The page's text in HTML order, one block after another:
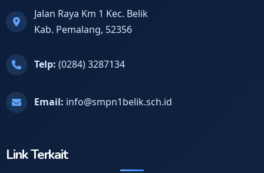
Jalan Raya Km 1 Kec. Belik
Kab. Pemalang, 52356
Telp: (0284) 3287134
Email: info@smpn1belik.sch.id
Link Terkait